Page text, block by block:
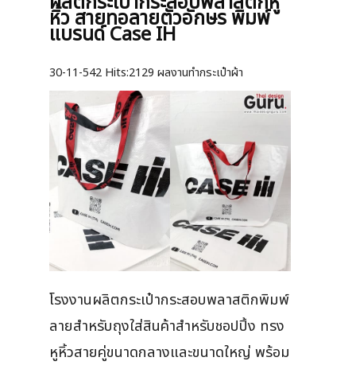
หิ้ว สายทอลายตัวอักษร พิมพ์
แบรนด์ Case IH
30-11-542 Hits:2129 ผลงานทำกระเป๋าผ้า
โรงงานผลิตกระเป๋ากระสอบพลาสติกพิมพ์
ลายสำหรับถุงใส่สินค้าสำหรับชอปปิ้ง ทรง
หูหิ้วสายคู่ขนาดกลางและขนาดใหญ่ พร้อม